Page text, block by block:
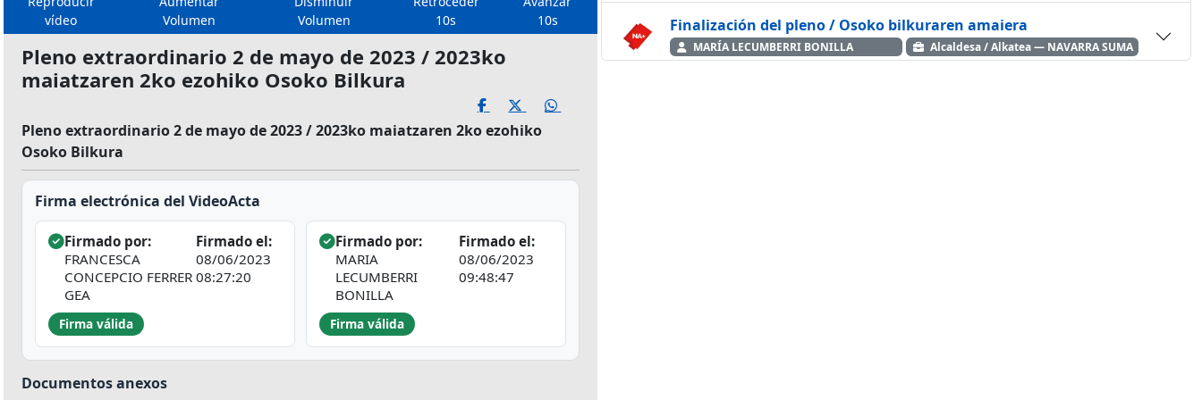
vídeo
Volumen
Volumen
10s
10s
Pleno extraordinario 2 de mayo de 2023 / 2023ko
maiatzaren 2ko ezohiko Osoko Bilkura
Pleno extraordinario 2 de mayo de 2023 / 2023ko maiatzaren 2ko ezohiko
Osoko Bilkura
Firma electrónica del VideoActa
Firmado por:
FRANCESCA
CONCEPCIO FERRER
GEA
Firmado el:
08/06/2023
08:27:20
Firma válida
Firmado por:
MARIA
LECUMBERRI
BONILLA
Firmado el:
08/06/2023
09:48:47
Firma válida
Documentos anexos
Finalización del pleno / Osoko bilkuraren amaiera
MARÍA LECUMBERRI BONILLA Alcaldesa / Alkatea — NAVARRA SUMA